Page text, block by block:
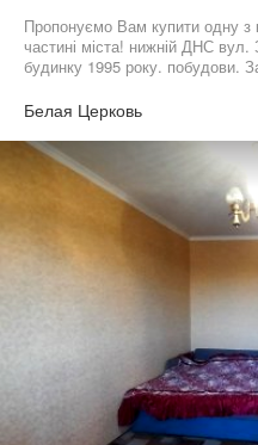
Пропонуємо Вам купити одну з
частині міста! нижній ДНС вул.
будинку 1995 року. побудови.
електропроводка, нова
меблями та технікою.
доступності школа, садок,
"Олександрія ", зупинка
зареєстроване підприємство з
кваліфікованим персоналом
перелік послуг з питань,
приймаємо заявки від
об'єктивну оцінку, якісну
підтримку. Юридичний
правовстановлюючих
Белая Церковь